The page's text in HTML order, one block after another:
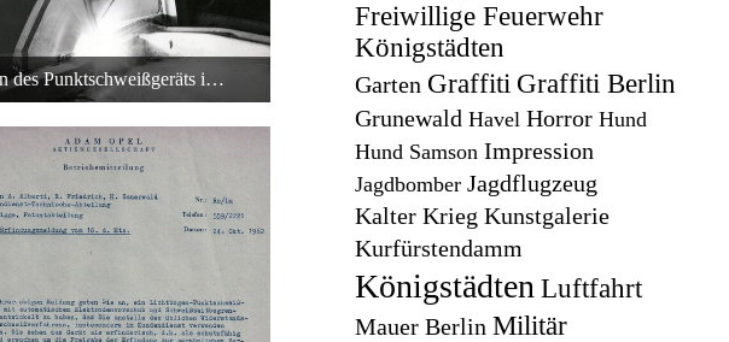
Innovation des Punktschweißgeräts in Rüsselsheim bei der Adam Opel AG
26. Oktober 2013 um 00:44
22
Freiwillige Feuerwehr
Königstädten
Garten Graffiti Graffiti Berlin
Grunewald Havel Horror Hund
Hund Samson Impression
Jagdbomber Jagdflugzeug
Kalter Krieg Kunstgalerie
Kurfürstendamm
Königstädten Luftfahrt
Mauer Berlin Militär